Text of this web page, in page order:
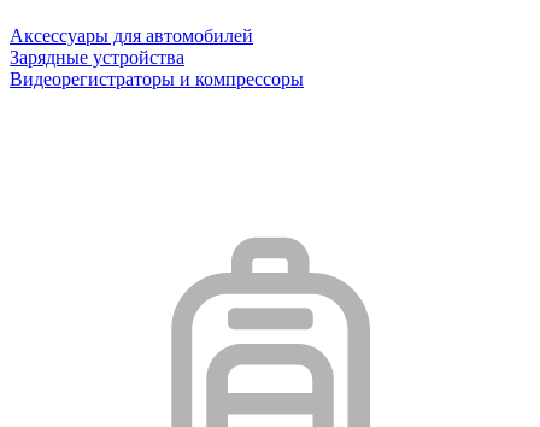
Аксессуары для автомобилей
Зарядные устройства
Видеорегистраторы и компрессоры